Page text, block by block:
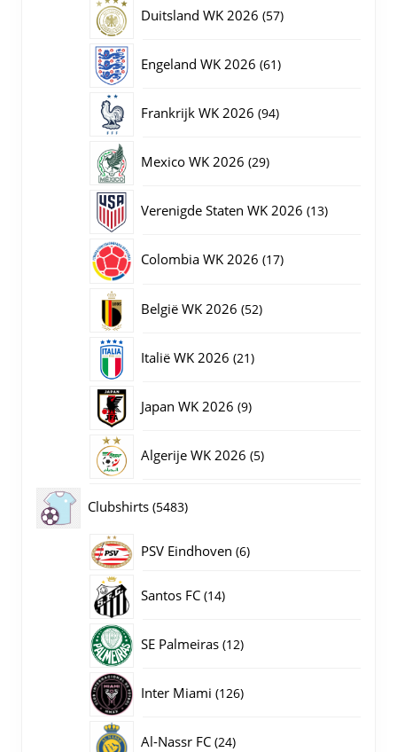
Duitsland WK 2026 5757
Engeland WK 2026 6161
Frankrijk WK 2026 9494
Mexico WK 2026 2929
Verenigde Staten WK 2026 1313
Colombia WK 2026 1717
België WK 2026 5252
Italië WK 2026 2121
Japan WK 2026 99
Algerije WK 2026 55
Clubshirts 54835483
producten
PSV Eindhoven 66
Santos FC 1414
SE Palmeiras 1212
Inter Miami 126126
Al-Nassr FC 2424